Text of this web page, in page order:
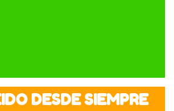
DESDE SIEMPRE